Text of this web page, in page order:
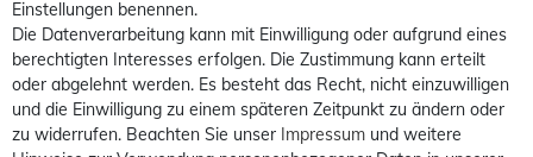
Einstellungen benennen.
Die Datenverarbeitung kann mit Einwilligung oder aufgrund eines
berechtigten Interesses erfolgen. Die Zustimmung kann erteilt
oder abgelehnt werden. Es besteht das Recht, nicht einzuwilligen
und die Einwilligung zu einem späteren Zeitpunkt zu ändern oder
zu widerrufen. Beachten Sie unser Impressum und weitere